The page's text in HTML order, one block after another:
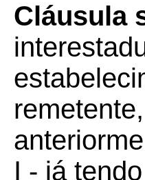
Cláusula
I - já